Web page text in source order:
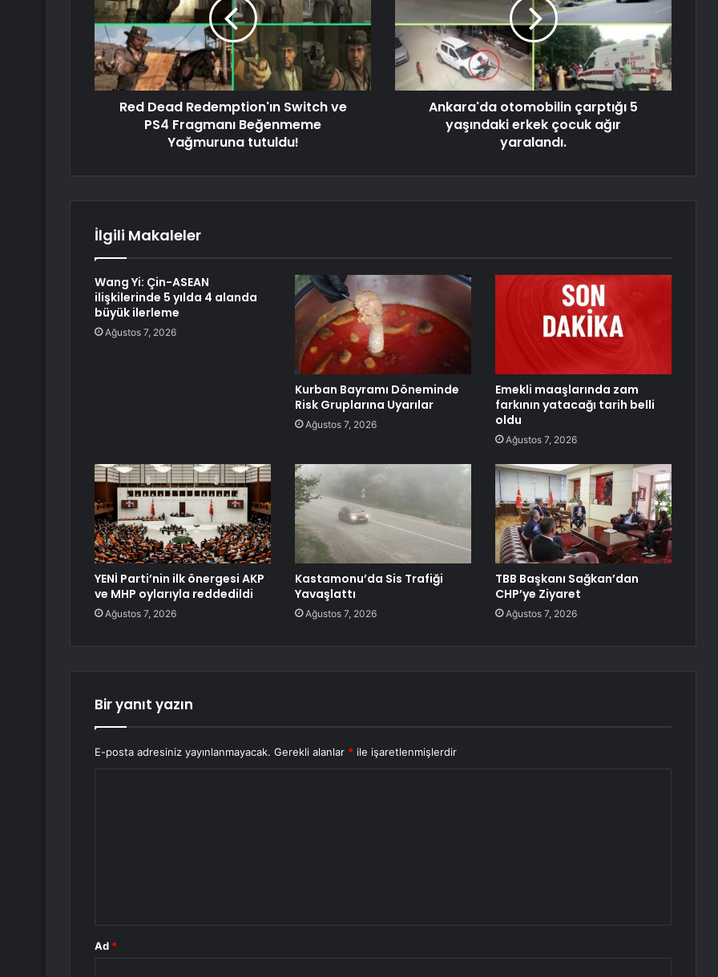
Red Dead Redemption'ın Switch ve
PS4 Fragmanı Beğenmeme
Yağmuruna tutuldu!
Ankara'da otomobilin çarptığı 5
yaşındaki erkek çocuk ağır
yaralandı.
İlgili Makaleler
Wang Yi: Çin-ASEAN
ilişkilerinde 5 yılda 4 alanda
büyük ilerleme
Ağustos 7, 2026
Kurban Bayramı Döneminde
Risk Gruplarına Uyarılar
Ağustos 7, 2026
Emekli maaşlarında zam
farkının yatacağı tarih belli
oldu
Ağustos 7, 2026
YENİ Parti’nin ilk önergesi AKP
ve MHP oylarıyla reddedildi
Ağustos 7, 2026
Kastamonu’da Sis Trafiği
Yavaşlattı
Ağustos 7, 2026
TBB Başkanı Sağkan’dan
CHP’ye Ziyaret
Ağustos 7, 2026
Bir yanıt yazın
E-posta adresiniz yayınlanmayacak. Gerekli alanlar * ile işaretlenmişlerdir
Ad *